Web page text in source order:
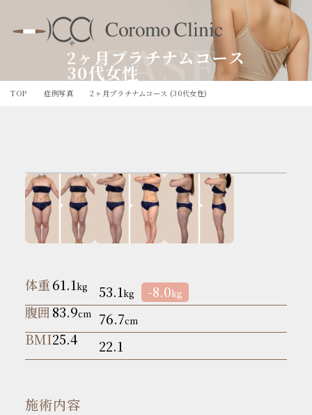
2ヶ月プラチナムコース
30代女性
CASE
TOP 症例写真 2ヶ月プラチナムコース (30代女性)
体重61.1kg 53.1kg -8.0kg
腹囲83.9cm 76.7cm
BMI25.4 22.1
施術内容